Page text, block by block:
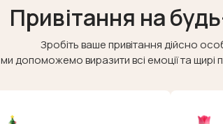
Привітання на
Зробіть ваше привітання дійсно
ми допоможемо виразити всі емоції та щирі